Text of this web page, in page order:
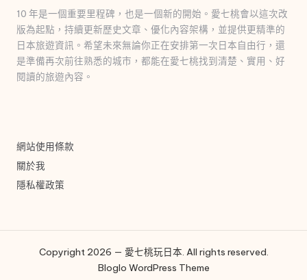
10 年是一個重要里程碑，也是一個新的開始。愛七桃會以這次改
版為起點，持續更新歷史文章、優化內容架構，並提供更精準的
日本旅遊資訊。希望未來無論你正在安排第一次日本自由行，還
是準備再次前往熟悉的城市，都能在愛七桃找到清楚、實用、好
閱讀的旅遊內容。
網站使用條款
關於我
隱私權政策
Copyright 2026 — 愛七桃玩日本. All rights reserved.
Bloglo WordPress Theme